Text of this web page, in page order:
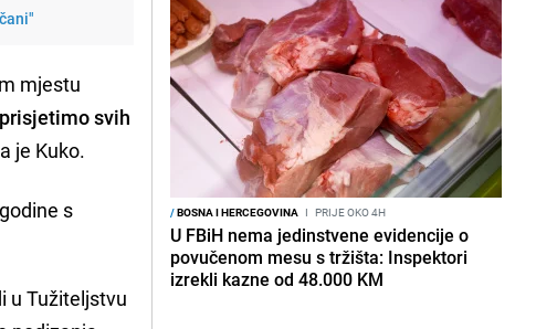
mjestu
svih
je Kuko.
s
u Tužiteljstvu
/BOSNA I HERCEGOVINA I PRIJE OKO 4H
U FBiH nema jedinstvene evidencije o
povučenom mesu s tržišta: Inspektori
izrekli kazne od 48.000 KM